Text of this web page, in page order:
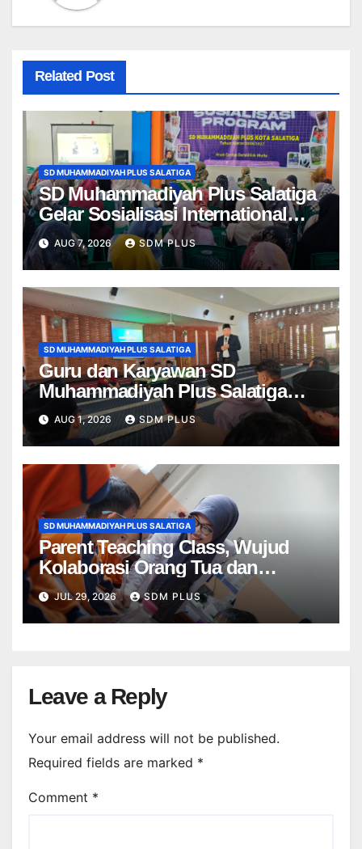
Related Post
SD MUHAMMADIYAH PLUS SALATIGA
SD Muhammadiyah Plus Salatiga
Gelar Sosialisasi International
Class Program, Wali Murid Kenali
Program ICP dari Kelas 1–6
AUG 7, 2026 SDM PLUS
SD MUHAMMADIYAH PLUS SALATIGA
Guru dan Karyawan SD
Muhammadiyah Plus Salatiga
Ikuti Penguatan AIK, Jadikan Al-
Fatihah sebagai Landasan
Bekerja di Muhammadiyah
AUG 1, 2026 SDM PLUS
SD MUHAMMADIYAH PLUS SALATIGA
Parent Teaching Class, Wujud
Kolaborasi Orang Tua dan
Sekolah dalam Menghadirkan
Pembelajaran Bermakna
JUL 29, 2026 SDM PLUS
Leave a Reply
Your email address will not be published.
Required fields are marked *
Comment *